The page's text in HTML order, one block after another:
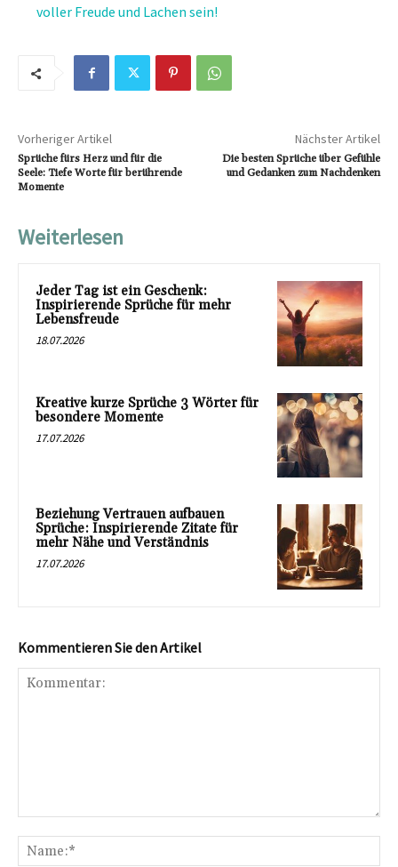
voller Freude und Lachen sein!
Vorheriger Artikel
Sprüche fürs Herz und für die
Seele: Tiefe Worte für berührende
Momente
Nächster Artikel
Die besten Sprüche über Gefühle
und Gedanken zum Nachdenken
Weiterlesen
Jeder Tag ist ein Geschenk:
Inspirierende Sprüche für mehr
Lebensfreude
18.07.2026
Kreative kurze Sprüche 3 Wörter für
besondere Momente
17.07.2026
Beziehung Vertrauen aufbauen
Sprüche: Inspirierende Zitate für
mehr Nähe und Verständnis
17.07.2026
Kommentieren Sie den Artikel